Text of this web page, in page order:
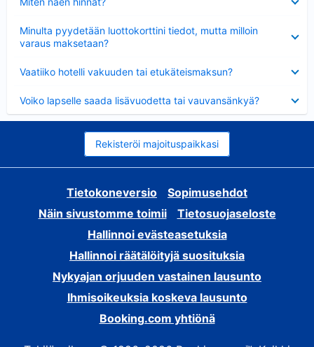
Minulta pyydetään luottokorttini tiedot, mutta milloin
varaus maksetaan?
Vaatiiko hotelli vakuuden tai etukäteismaksun?
Voiko lapselle saada lisävuodetta tai vauvansänkyä?
Rekisteröi majoituspaikkasi
Tietokoneversio
Sopimusehdot
Näin sivustomme toimii
Tietosuojaseloste
Hallinnoi evästeasetuksia
Hallinnoi räätälöityjä suosituksia
Nykyajan orjuuden vastainen lausunto
Ihmisoikeuksia koskeva lausunto
Booking.com yhtiönä